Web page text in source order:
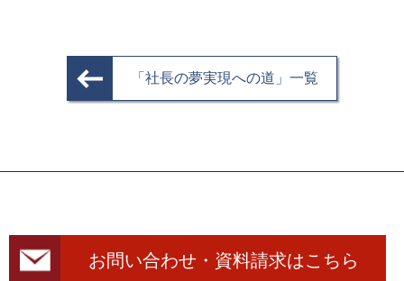
「社長の夢実現への道」一覧
お問い合わせ・資料請求はこちら